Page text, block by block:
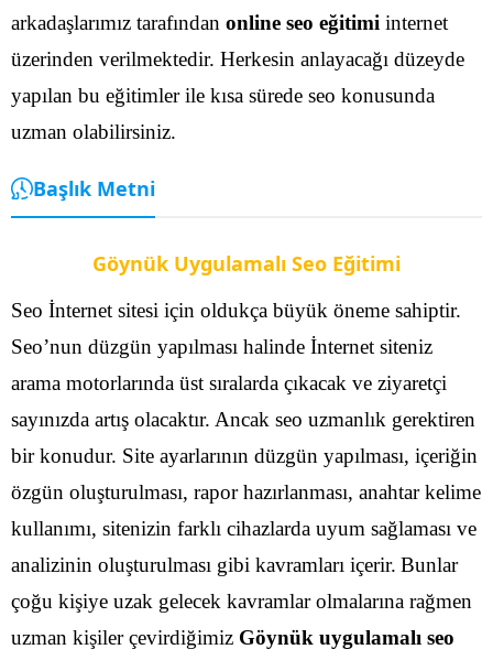
arkadaşlarımız tarafından online seo eğitimi internet
üzerinden verilmektedir. Herkesin anlayacağı düzeyde
yapılan bu eğitimler ile kısa sürede seo konusunda
uzman olabilirsiniz.
Başlık Metni
Göynük Uygulamalı Seo Eğitimi
Seo İnternet sitesi için oldukça büyük öneme sahiptir.
Seo’nun düzgün yapılması halinde İnternet siteniz
arama motorlarında üst sıralarda çıkacak ve ziyaretçi
sayınızda artış olacaktır. Ancak seo uzmanlık gerektiren
bir konudur. Site ayarlarının düzgün yapılması, içeriğin
özgün oluşturulması, rapor hazırlanması, anahtar kelime
kullanımı, sitenizin farklı cihazlarda uyum sağlaması ve
analizinin oluşturulması gibi kavramları içerir. Bunlar
çoğu kişiye uzak gelecek kavramlar olmalarına rağmen
uzman kişiler çevirdiğimiz Göynük uygulamalı seo